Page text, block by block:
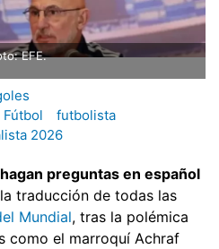
EFE.
Fútbol
futbolista
2026
preguntas en español
traducción de todas las
Mundial, tras la polémica
como el marroquí Achraf